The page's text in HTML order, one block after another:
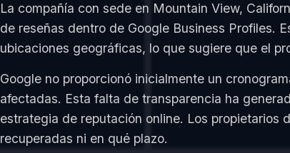
La compañía con sede en Mountain View,
de reseñas dentro de Google Business Profiles.
ubicaciones geográficas, lo que sugiere que el
Google no proporcionó inicialmente un
afectadas. Esta falta de transparencia ha
estrategia de reputación online. Los propietarios
recuperadas ni en qué plazo.